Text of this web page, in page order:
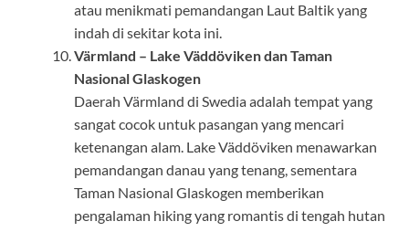
atau menikmati pemandangan Laut Baltik yang
indah di sekitar kota ini.
Värmland – Lake Väddöviken dan Taman
Nasional Glaskogen
Daerah Värmland di Swedia adalah tempat yang
sangat cocok untuk pasangan yang mencari
ketenangan alam. Lake Väddöviken menawarkan
pemandangan danau yang tenang, sementara
Taman Nasional Glaskogen memberikan
pengalaman hiking yang romantis di tengah hutan